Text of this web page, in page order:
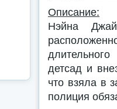
Описание:
Нэйна
детсад и
что взяла в
полиция